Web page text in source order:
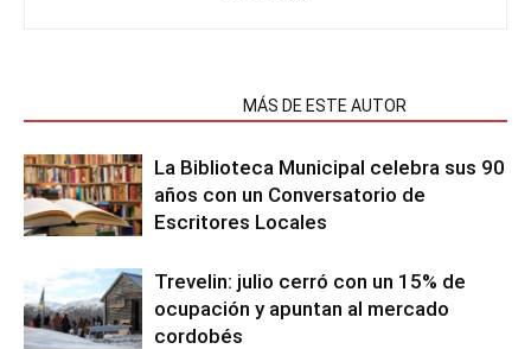
MÁS DE ESTE AUTOR
La Biblioteca Municipal celebra sus 90
años con un Conversatorio de
Escritores Locales
Trevelin: julio cerró con un 15% de
ocupación y apuntan al mercado
cordobés